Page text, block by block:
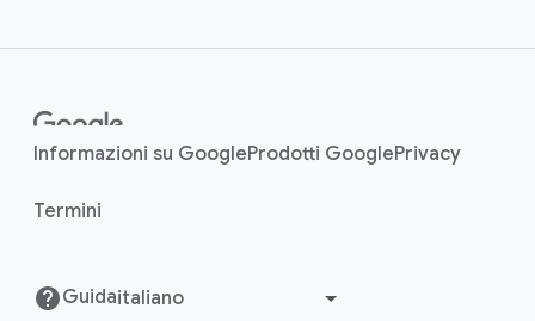
Informazioni su GoogleProdotti GooglePrivacy
Termini
Guida